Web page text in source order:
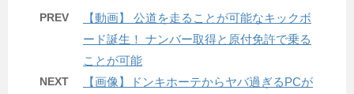
PREV
【動画】 公道を走ることが可能なキックボ
ード誕生！ ナンバー取得と原付免許で乗る
ことが可能
NEXT
【画像】ドンキホーテからヤバ過ぎるPCが